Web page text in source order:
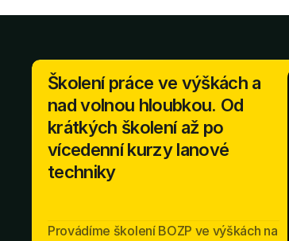
Školení práce ve výškách a
nad volnou hloubkou. Od
krátkých školení až po
vícedenní kurzy lanové
techniky
Provádíme školení BOZP ve výškách na